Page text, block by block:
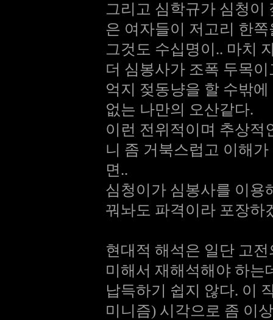
그리고 심학규가 심청이
은 여자들이 저고리 한
그것도 수십명이.. 마치
더 심봉사가 조폭 두목
억지 젖동냥을 할 수밖
없는 나만의 오산같다.
이런 전위적이며 추상적
니 좀 거북스럽고 이해
면..
심청이가 심봉사를 이용
꿔놔도 파격이라 포장하
현대적 해석은 일단 고
미해서 재해석해야 하는
납득하기 쉽지 않다. 이
미니즘) 시각으로 좀 이